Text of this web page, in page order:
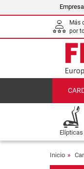
Empresa
Más
por
Elípticas
Inicio